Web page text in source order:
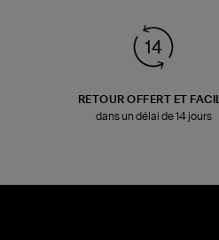
RETOUR OFFERT ET
dans un délai de 14 jours